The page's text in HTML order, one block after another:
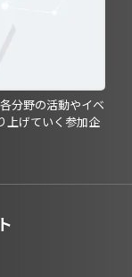
分野の活動やイベ
上げていく参加企